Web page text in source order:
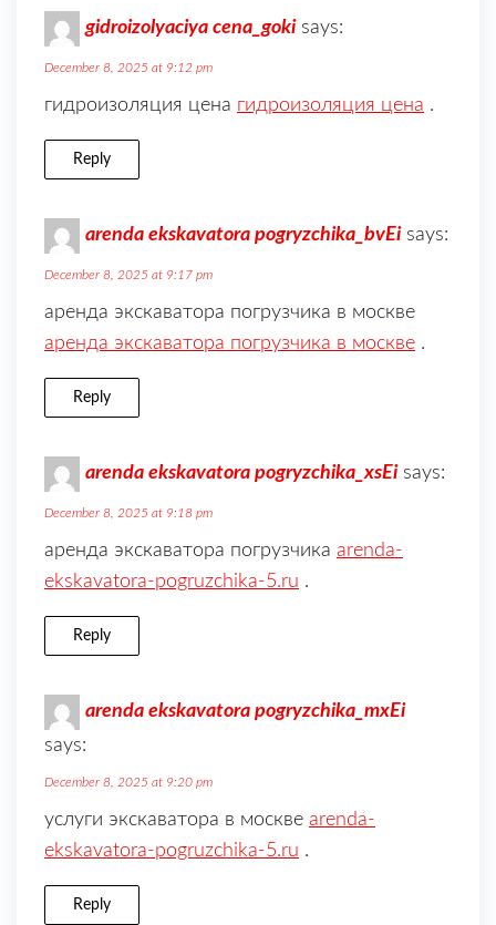
gidroizolyaciya cena_goki says:
December 8, 2025 at 9:12 pm
гидроизоляция цена гидроизоляция цена .
Reply
arenda ekskavatora pogryzchika_bvEi says:
December 8, 2025 at 9:17 pm
аренда экскаватора погрузчика в москве
аренда экскаватора погрузчика в москве .
Reply
arenda ekskavatora pogryzchika_xsEi says:
December 8, 2025 at 9:18 pm
аренда экскаватора погрузчика arenda-
ekskavatora-pogruzchika-5.ru .
Reply
arenda ekskavatora pogryzchika_mxEi
says:
December 8, 2025 at 9:20 pm
услуги экскаватора в москве arenda-
ekskavatora-pogruzchika-5.ru .
Reply